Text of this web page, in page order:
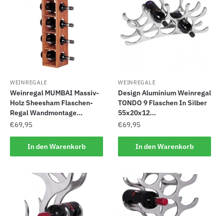
WEINREGALE
Weinregal MUMBAI Massiv-
Holz Sheesham Flaschen-
Regal Wandmontage...
€69,95
In den Warenkorb
WEINREGALE
Design Aluminium Weinregal
TONDO 9 Flaschen In Silber
55x20x12...
€69,95
In den Warenkorb